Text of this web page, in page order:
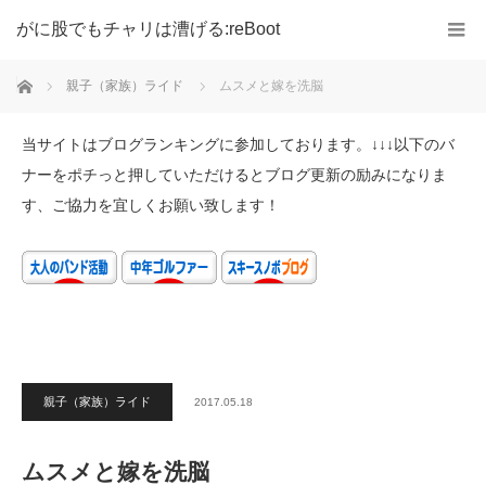
がに股でもチャリは漕げる:reBoot
ホーム 親子（家族）ライド ムスメと嫁を洗脳
当サイトはブログランキングに参加しております。↓↓↓以下のバ
ナーをポチっと押していただけるとブログ更新の励みになりま
す、ご協力を宜しくお願い致します！
親子（家族）ライド 2017.05.18
ムスメと嫁を洗脳